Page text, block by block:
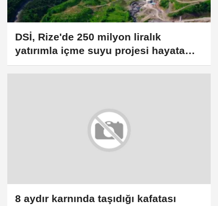
DSİ, Rize'de 250 milyon liralık
yatırımla içme suyu projesi hayata
geçirecek
8 aydır karnında taşıdığı kafatası